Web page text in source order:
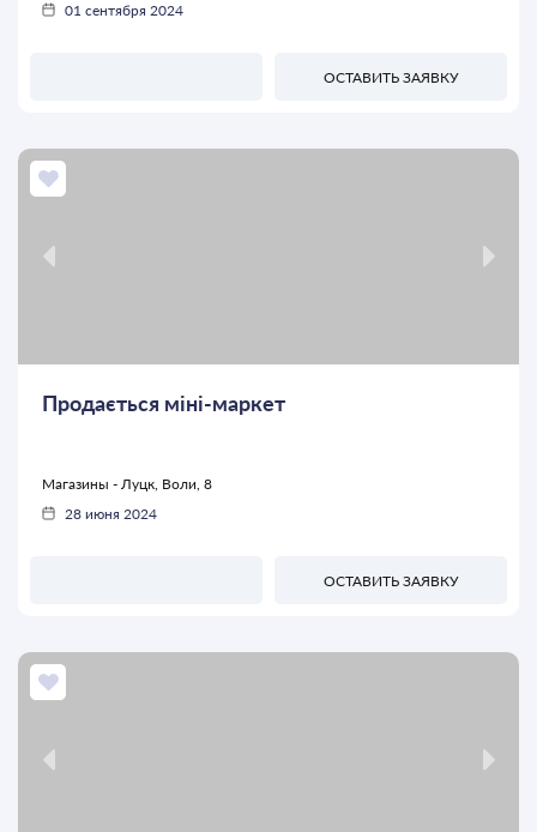
01 сентября 2024
ОСТАВИТЬ ЗАЯВКУ
Продається міні-маркет
Магазины - Луцк, Воли, 8
28 июня 2024
ОСТАВИТЬ ЗАЯВКУ